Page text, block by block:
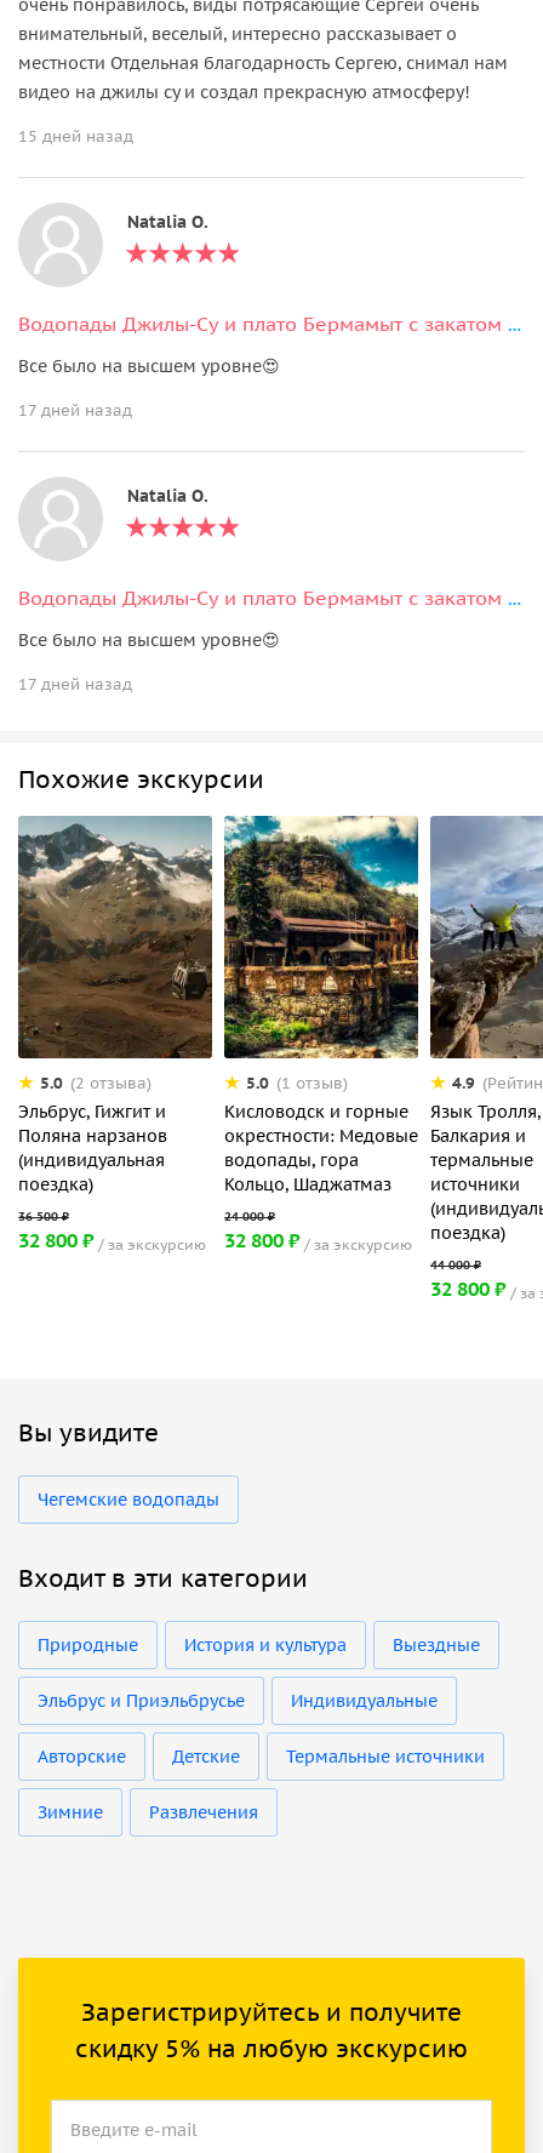
очень понравилось, виды потрясающие Сергей очень
внимательный, веселый, интересно рассказывает о
местности Отдельная благодарность Сергею, снимал нам
видео на джилы су и создал прекрасную атмосферу!
15 дней назад
Natalia O.
Водопады Джилы-Су и плато Бермамыт с закатом за один день из Кисловодска
Все было на высшем уровне😍
17 дней назад
Natalia O.
Водопады Джилы-Су и плато Бермамыт с закатом за один день из Кисловодска
Все было на высшем уровне😍
17 дней назад
Похожие экскурсии
5.0 (2 отзыва)
Эльбрус, Гижгит и
Поляна нарзанов
(индивидуальная
поездка)
32 800 ₽ за экскурсию
5.0 (1 отзыв)
Кисловодск и горные
окрестности: Медовые
водопады, гора
Кольцо, Шаджатмаз
32 800 ₽ за экскурсию
4.9
Язык Тролля,
Балкария и
термальные
источники
поездка)
32 800 ₽ за
Вы увидите
Чегемские водопады
Входит в эти категории
Природные История и культура Выездные
Эльбрус и Приэльбрусье Индивидуальные
Авторские Детские Термальные источники
Зимние Развлечения
Зарегистрируйтесь и получите
скидку 5% на любую экскурсию